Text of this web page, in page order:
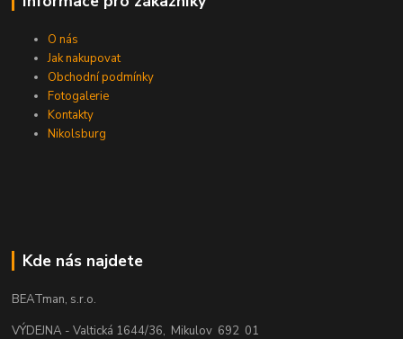
O nás
Jak nakupovat
Obchodní podmínky
Fotogalerie
Kontakty
Nikolsburg
Kde nás najdete
BEATman, s.r.o.
VÝDEJNA - Valtická 1644/36, Mikulov 692 01